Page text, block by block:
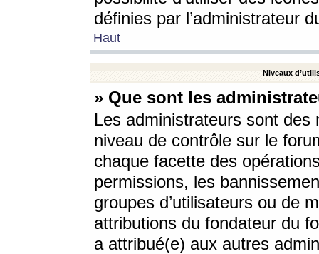
définies par l’administrateur
Haut
Niveaux
» Que sont les
Les administrateurs sont
niveau de contrôle sur le
chaque facette des
permissions, les
groupes d’utilisateurs ou de
attributions du fondateur du
a attribué(e) aux autres